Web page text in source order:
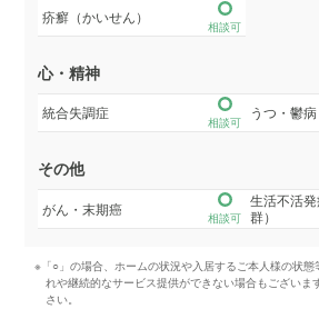
疥癬（かいせん）
相談可
心・精神
統合失調症
相談可
うつ・鬱病
その他
がん・末期癌
相談可
生活不活
群）
※「○」の場合、ホームの状況や入居するご本人様の状態
れや継続的なサービス提供ができない場合もございま
さい。